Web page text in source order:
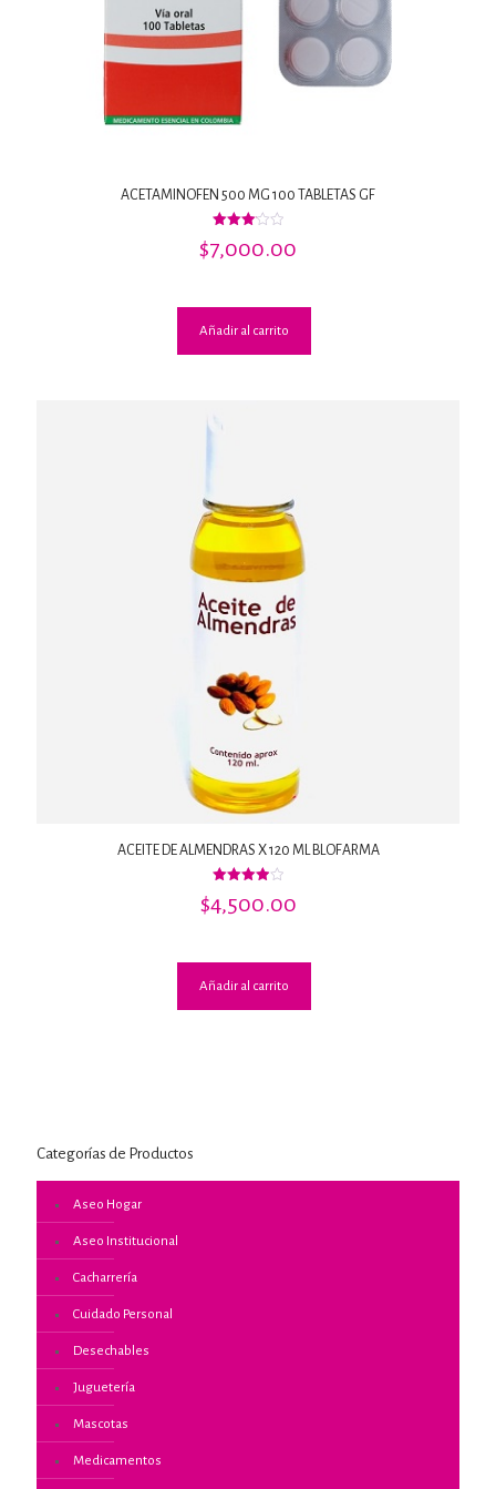
ACETAMINOFEN 500 MG 100 TABLETAS GF
con
$7,000.00
Añadir al carrito
ACEITE DE ALMENDRAS X 120 ML BLOFARMA
con
$4,500.00
Añadir al carrito
Categorías de Productos
Aseo Hogar
Aseo Institucional
Cacharrería
Cuidado Personal
Desechables
Juguetería
Mascotas
Medicamentos